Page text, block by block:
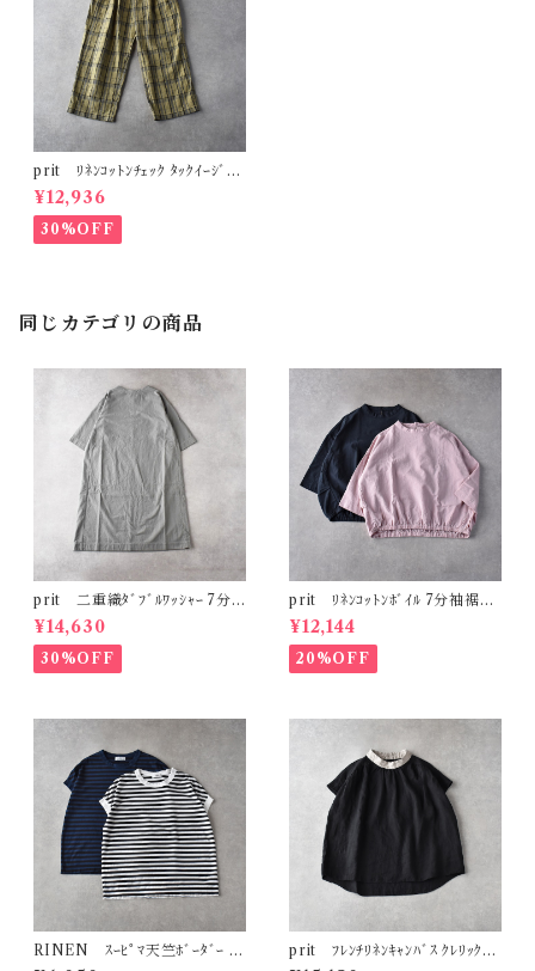
prit ﾘﾈﾝｺｯﾄﾝﾁｪｯｸ ﾀｯｸｲｰｼﾞｰ
ﾊﾟﾝﾂ (ｶｰｷﾍﾞｰｼﾞｭ) P71609
¥12,936
30%OFF
同じカテゴリの商品
prit 二重織ﾀﾞﾌﾞﾙﾜｯｼｬｰ 7分
袖ﾎﾞﾄﾙﾈｯｸﾜﾝﾋﾟｰｽ (ｸﾞﾚｰ) P8
1508
¥14,630
30%OFF
prit ﾘﾈﾝｺｯﾄﾝﾎﾞｲﾙ 7分袖裾ｺﾞ
ﾑｺｸｰﾝﾌﾟﾙｵｰﾊﾞｰ P81511
¥12,144
20%OFF
RINEN ｽｰﾋﾟﾏ天竺ﾎﾞｰﾀﾞｰ ﾌﾚ
prit ﾌﾚﾝﾁﾘﾈﾝｷｬﾝﾊﾞｽ ｸﾚﾘｯｸｽﾘ